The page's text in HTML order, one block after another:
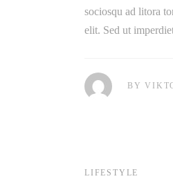
sociosqu ad litora
elit. Sed ut
BY
LIFESTYLE